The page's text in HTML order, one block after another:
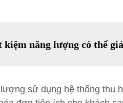
kiệm năng lượng có thể
sử dụng hệ thống thu